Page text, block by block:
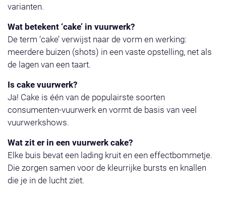
varianten.
Wat betekent ‘cake’ in vuurwerk?
De term ‘cake’ verwijst naar de vorm en werking:
meerdere buizen (shots) in een vaste opstelling, net als
de lagen van een taart.
Is cake vuurwerk?
Ja! Cake is één van de populairste soorten
consumenten-vuurwerk en vormt de basis van veel
vuurwerkshows.
Wat zit er in een vuurwerk cake?
Elke buis bevat een lading kruit en een effectbommetje.
Die zorgen samen voor de kleurrijke bursts en knallen
die je in de lucht ziet.